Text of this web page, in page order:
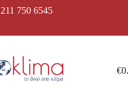
750 6545
€